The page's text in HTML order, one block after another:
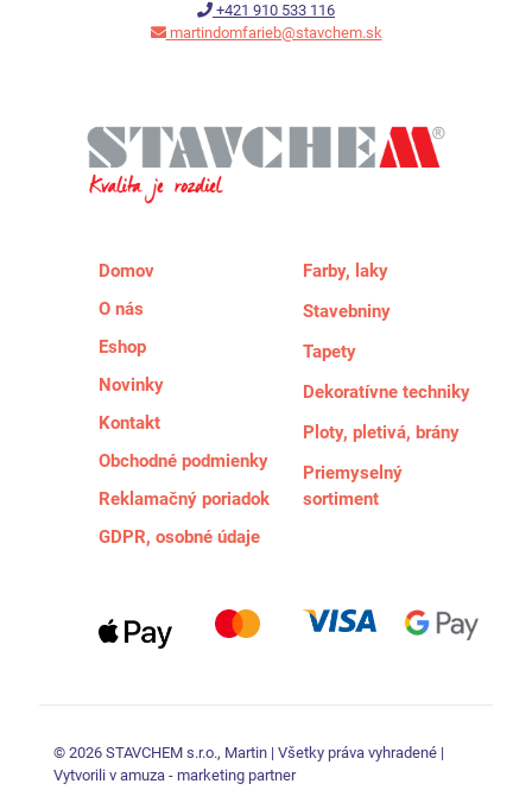
+421 910 533 116
martindomfarieb@stavchem.sk
Domov
O nás
Eshop
Novinky
Kontakt
Obchodné podmienky
Reklamačný poriadok
GDPR, osobné údaje
Farby, laky
Stavebniny
Tapety
Dekoratívne techniky
Ploty, pletivá, brány
Priemyselný
sortiment
© 2026 STAVCHEM s.r.o., Martin | Všetky práva vyhradené |
Vytvorili v amuza - marketing partner